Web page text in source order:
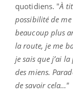
quotidiens. "À
possibilité de
beaucoup plus
la route, je me
je sais que j’ai
des miens.
de savoir cela…"